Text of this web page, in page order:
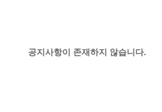
공지사항이 존재하지 않습니다.